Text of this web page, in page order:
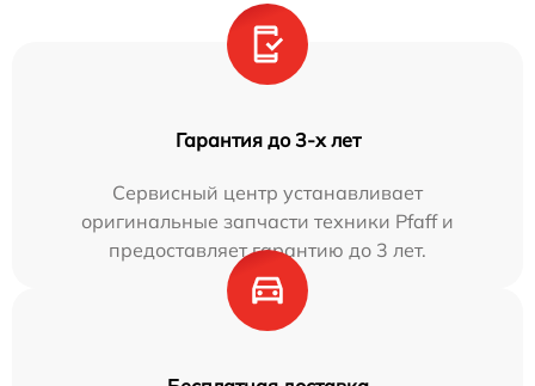
Гарантия до 3-х лет
Сервисный центр устанавливает
оригинальные запчасти техники Pfaff и
предоставляет гарантию до 3 лет.